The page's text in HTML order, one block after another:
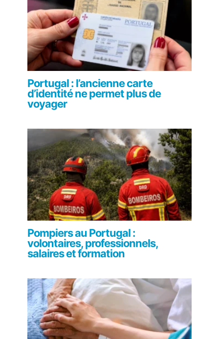
Portugal : l’ancienne carte
d’identité ne permet plus de
voyager
Pompiers au Portugal :
volontaires, professionnels,
salaires et formation